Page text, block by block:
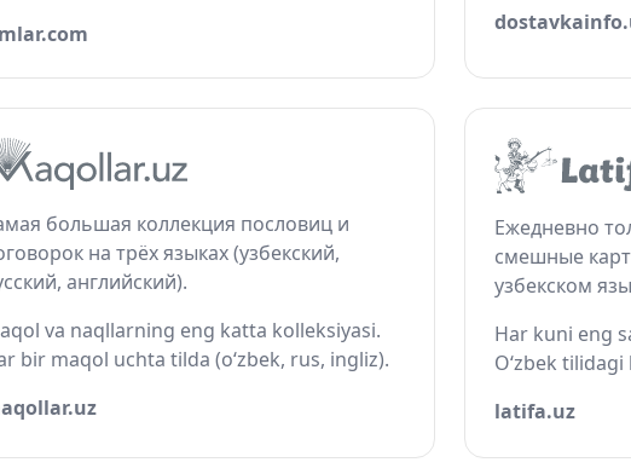
большая коллекция пословиц и
на трёх языках (узбекский,
английский).
va naqllarning eng katta kolleksiyasi.
bir maqol uchta tilda (o‘zbek, rus, ingliz).
Ежедневно
смешные
узбекском
Har kuni eng
O‘zbek
latifa.uz